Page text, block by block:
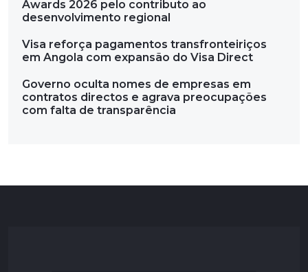
Awards 2026 pelo contributo ao
desenvolvimento regional
Visa reforça pagamentos transfronteiriços
em Angola com expansão do Visa Direct
Governo oculta nomes de empresas em
contratos directos e agrava preocupações
com falta de transparência